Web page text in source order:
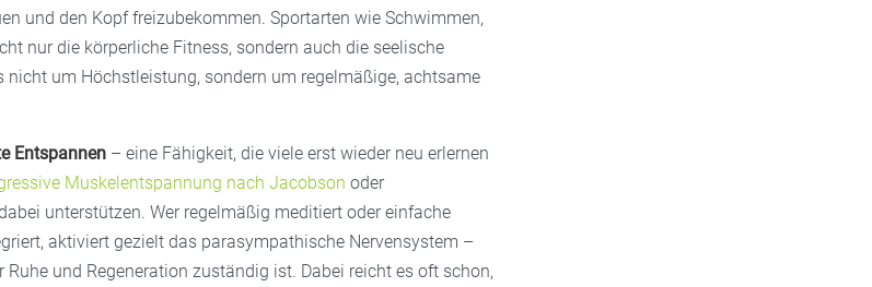
und den Kopf freizubekommen. Sportarten wie Schwimmen,
nur die körperliche Fitness, sondern auch die seelische
nicht um Höchstleistung, sondern um regelmäßige, achtsame
Entspannen – eine Fähigkeit, die viele erst wieder neu erlernen
Muskelentspannung nach Jacobson oder
unterstützen. Wer regelmäßig meditiert oder einfache
aktiviert gezielt das parasympathische Nervensystem –
Ruhe und Regeneration zuständig ist. Dabei reicht es oft schon,